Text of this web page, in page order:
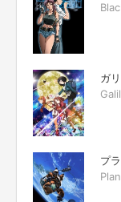
ガ
プ